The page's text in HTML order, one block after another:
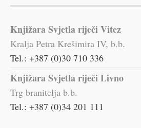
Knjižara Svjetla riječi Vitez
Kralja Petra Krešimira IV, b.b.
Tel.: +387 (0)30 710 336
Knjižara Svjetla riječi Livno
Trg branitelja b.b.
Tel.: +387 (0)34 201 111